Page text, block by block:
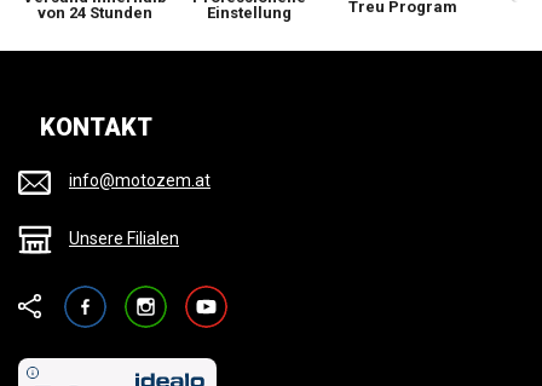
von 24 Stunden
Einstellung
Treu Program
KONTAKT
info@motozem.at
Unsere Filialen
FacebookInstagramYouTube